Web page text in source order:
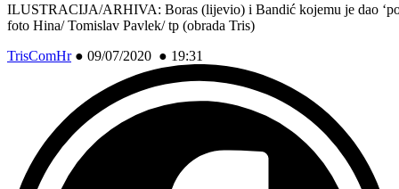
ILUSTRACIJA/ARHIVA: Boras (lijevio) i Bandić kojemu je dao
foto Hina/ Tomislav Pavlek/ tp (obrada Tris)
TrisComHr● 09/07/2020 ● 19:31